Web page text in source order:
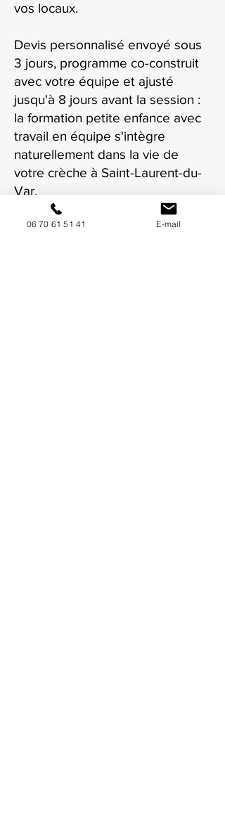
vos locaux.
Devis personnalisé envoyé sous
3 jours, programme co-construit
avec votre équipe et ajusté
jusqu'à 8 jours avant la session :
la formation petite enfance avec
travail en équipe s'intègre
naturellement dans la vie de
votre crèche à Saint-Laurent-du-
Var.
06 70 61 51 41 E-mail